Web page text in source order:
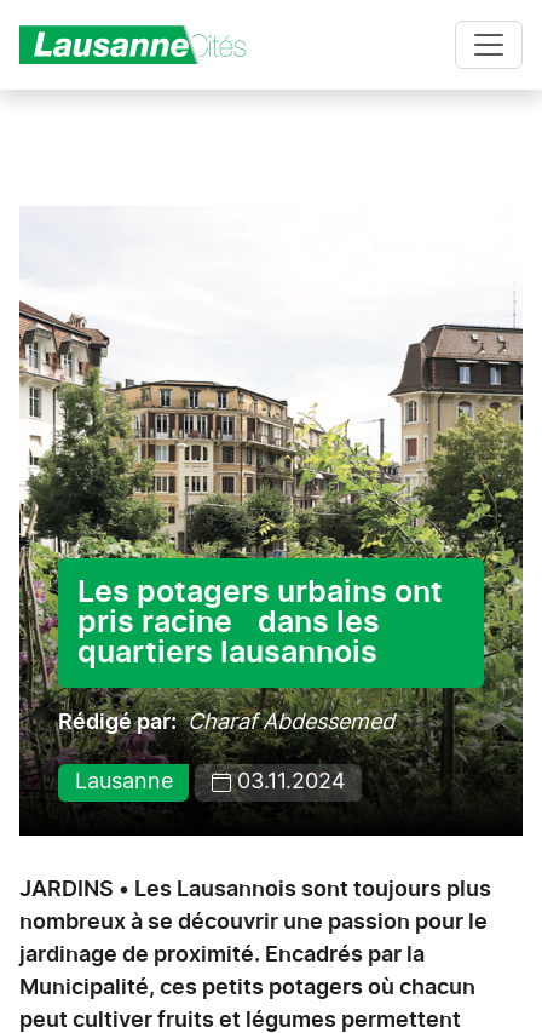
Les potagers urbains ont
pris racine dans les
quartiers lausannois
Rédigé par Charaf Abdessemed
Lausanne 03.11.2024
JARDINS • Les Lausannois sont toujours plus
nombreux à se découvrir une passion pour le
jardinage de proximité. Encadrés par la
Municipalité, ces petits potagers où chacun
peut cultiver fruits et légumes permettent